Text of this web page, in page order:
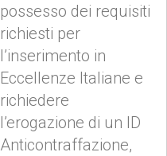
possesso dei requisiti
richiesti per
l’inserimento in
Eccellenze Italiane e
richiedere
l’erogazione di un ID
Anticontraffazione,